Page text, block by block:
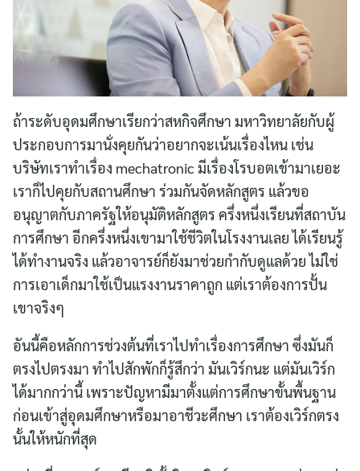
ถ้าระดับอุดมศึกษาเรียกว่าสหกิจศึกษา มหาวิทยาลัยกับผู้
ประกอบการมานั่งคุยกันว่าอยากจะเน้นเรื่องไหน เช่น
บริษัทเราทำเรื่อง mechatronic มีเรื่องโรบอตเข้ามาเยอะ
เราก็ไปคุยกับสถานศึกษา ร่วมกันจัดหลักสูตร แล้วขอ
อนุญาตกับภาครัฐให้อนุมัติหลักสูตร ครึ่งหนึ่งเรียนที่สถาบัน
การศึกษา อีกครึ่งหนึ่งเขามาใช้ชีวิตในโรงงานเลย ได้เรียนรู้
ได้ทำงานจริง แล้วอาจารย์ก็ยังมาช่วยกำกับดูแลด้วย ไม่ใช่
การเอาเด็กมาใช้เป็นแรงงานราคาถูก แต่เราต้องการปั้น
เขาจริงๆ
อันนี้คือหลักการช่วงต้นที่เราไปทำเรื่องการศึกษา ซึ่งมันก็
ตรงไปตรงมา ทำไปสักพักก็รู้สึกว่า มันเวิร์กนะ แต่มันเวิร์ก
ได้มากกว่านี้ เพราะปัญหามีมาตั้งแต่การศึกษาขั้นพื้นฐาน
ก่อนเข้าสู่อุดมศึกษาหรือมาอาชีวะศึกษา เราต้องเวิร์กตรง
นั้นให้หนักที่สุด